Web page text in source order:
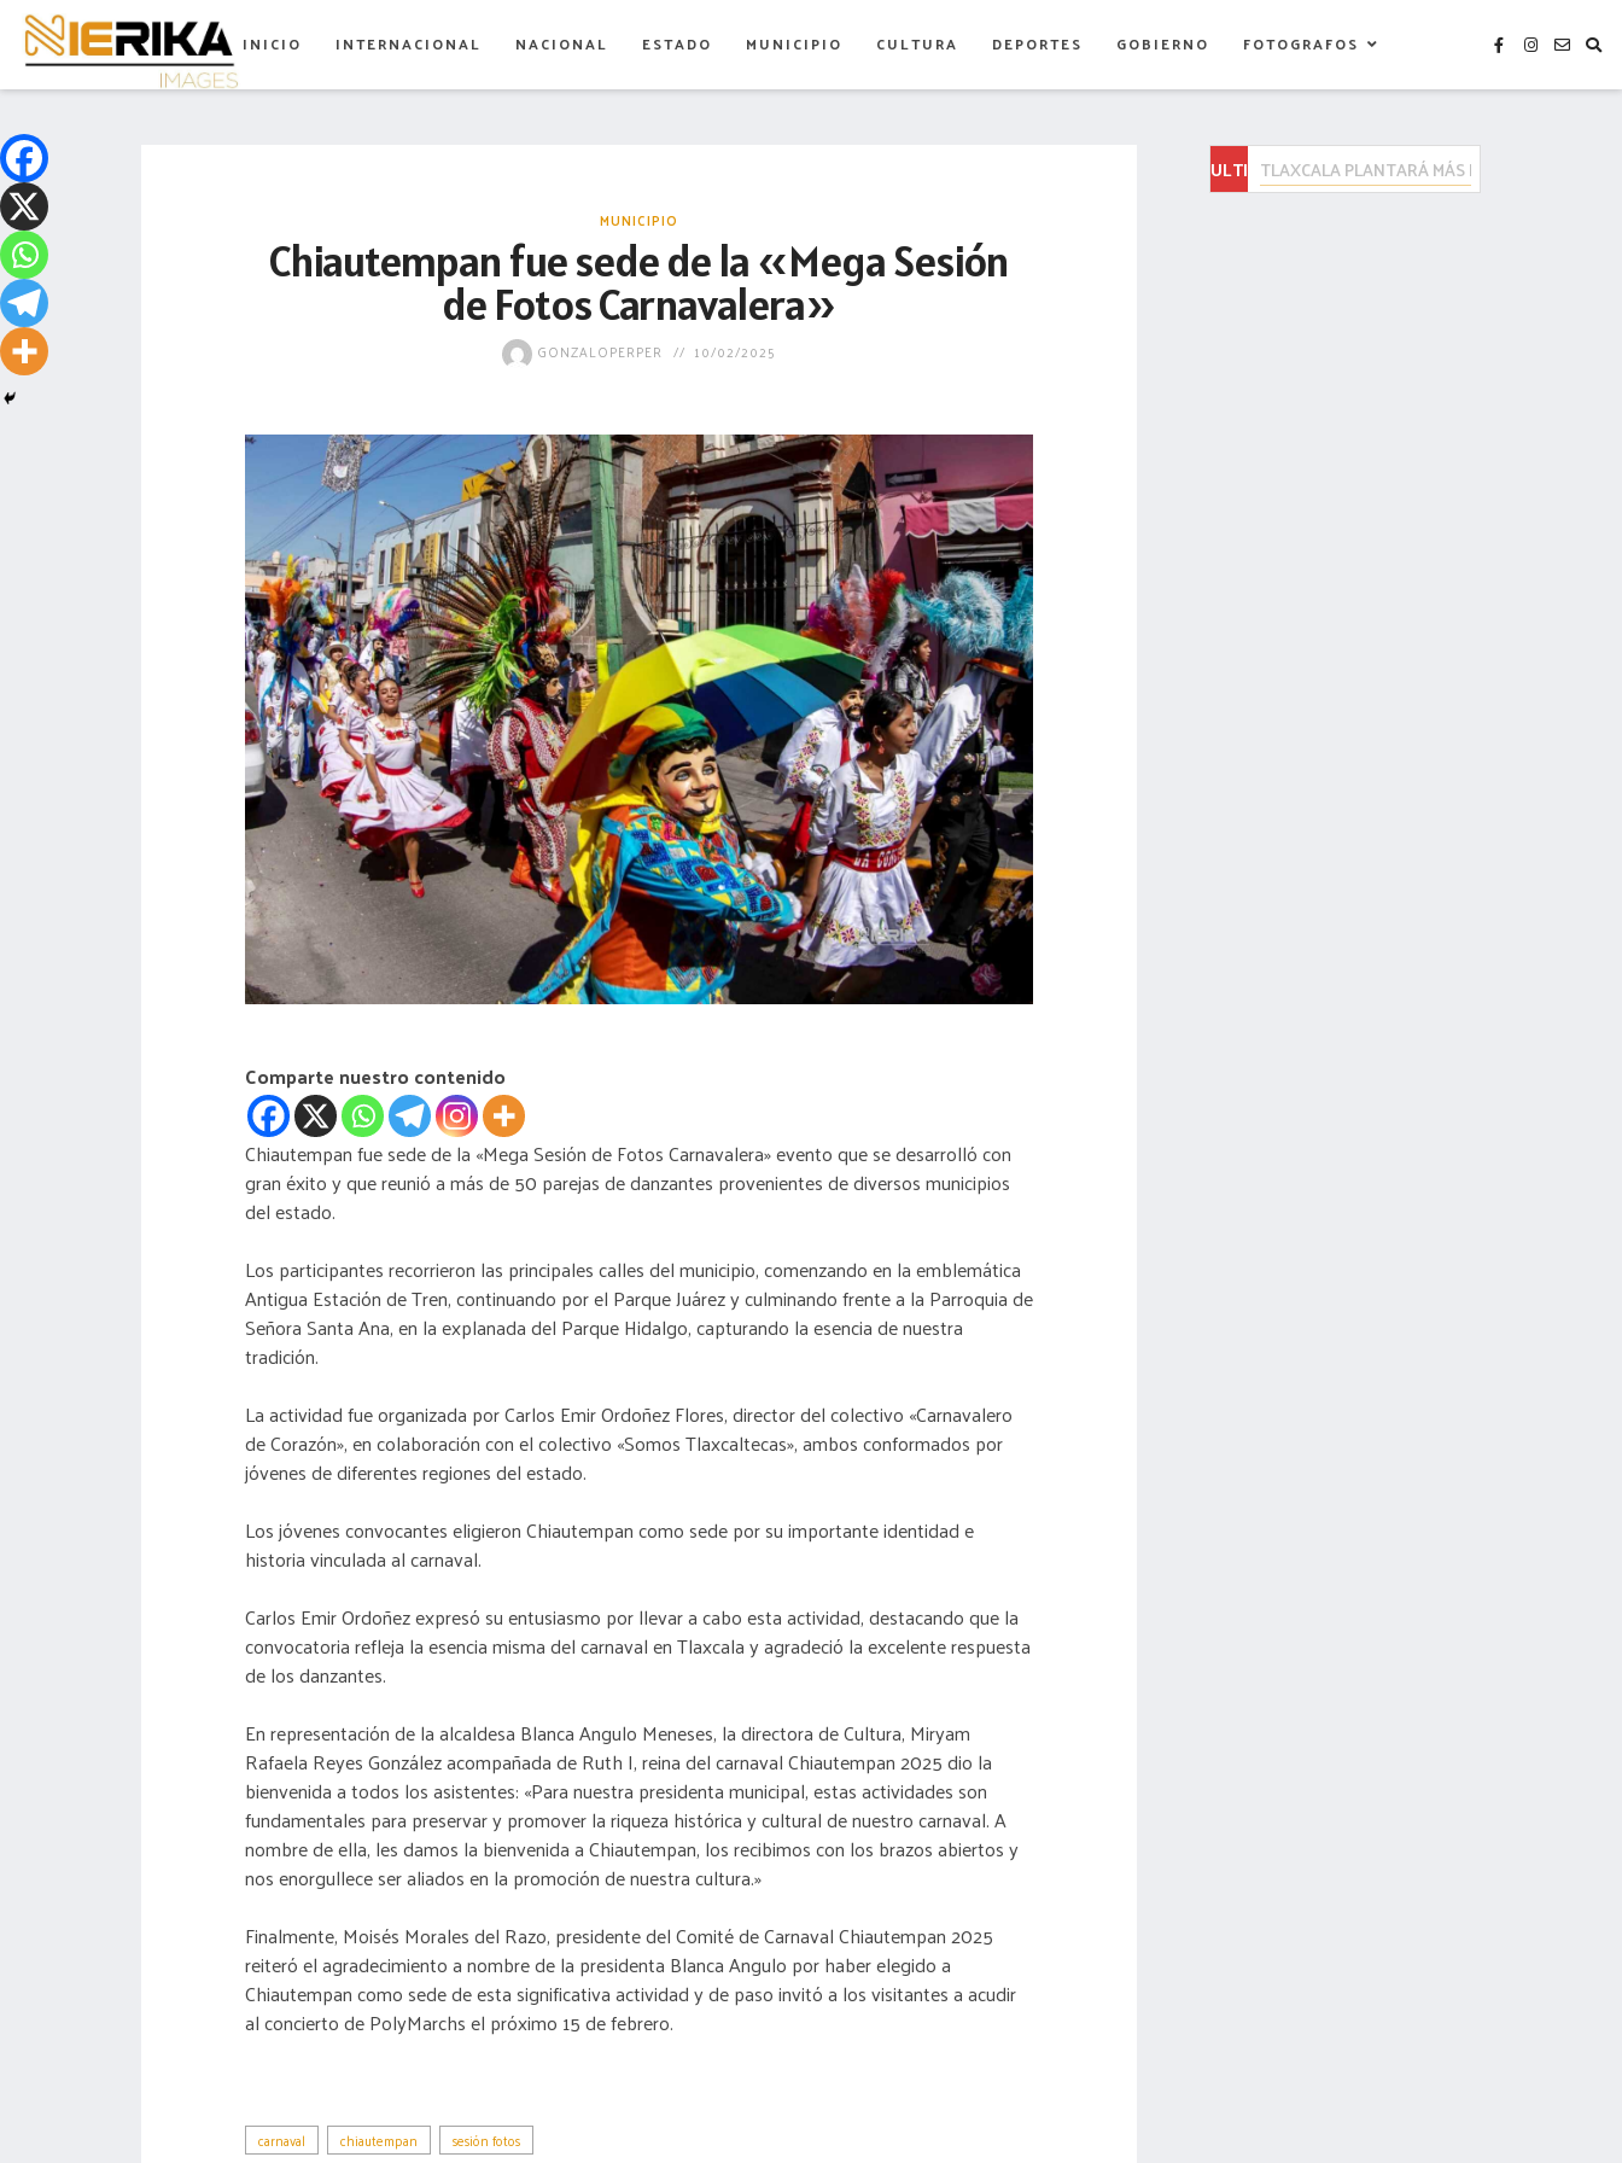
INICIO INTERNACIONAL NACIONAL ESTADO MUNICIPIO CULTURA DEPORTES GOBIERNO FOTOGRAFOS
MUNICIPIO
Chiautempan fue sede de la «Mega Sesión
de Fotos Carnavalera»
GONZALOPERPER 10/02/2025
Comparte nuestro contenido
Chiautempan fue sede de la «Mega Sesión de Fotos Carnavalera» evento que se desarrolló con
gran éxito y que reunió a más de 50 parejas de danzantes provenientes de diversos municipios
del estado.
Los participantes recorrieron las principales calles del municipio, comenzando en la emblemática
Antigua Estación de Tren, continuando por el Parque Juárez y culminando frente a la Parroquia de
Señora Santa Ana, en la explanada del Parque Hidalgo, capturando la esencia de nuestra
tradición.
La actividad fue organizada por Carlos Emir Ordoñez Flores, director del colectivo «Carnavalero
de Corazón», en colaboración con el colectivo «Somos Tlaxcaltecas», ambos conformados por
jóvenes de diferentes regiones del estado.
Los jóvenes convocantes eligieron Chiautempan como sede por su importante identidad e
historia vinculada al carnaval.
Carlos Emir Ordoñez expresó su entusiasmo por llevar a cabo esta actividad, destacando que la
convocatoria refleja la esencia misma del carnaval en Tlaxcala y agradeció la excelente respuesta
de los danzantes.
En representación de la alcaldesa Blanca Angulo Meneses, la directora de Cultura, Miryam
Rafaela Reyes González acompañada de Ruth I, reina del carnaval Chiautempan 2025 dio la
bienvenida a todos los asistentes: «Para nuestra presidenta municipal, estas actividades son
fundamentales para preservar y promover la riqueza histórica y cultural de nuestro carnaval. A
nombre de ella, les damos la bienvenida a Chiautempan, los recibimos con los brazos abiertos y
nos enorgullece ser aliados en la promoción de nuestra cultura.»
Finalmente, Moisés Morales del Razo, presidente del Comité de Carnaval Chiautempan 2025
reiteró el agradecimiento a nombre de la presidenta Blanca Angulo por haber elegido a
Chiautempan como sede de esta significativa actividad y de paso invitó a los visitantes a acudir
al concierto de PolyMarchs el próximo 15 de febrero.
carnaval chiautempan sesión fotos
ULTIMASCONMEMORAN EL XXI ANIVERSARIO DEL
aamtlax
abanderamiento
abasto
abejas
abogadas
abuelos
acceso
accidente